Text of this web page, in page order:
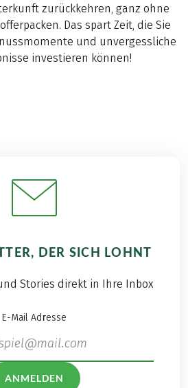
zurückkehren, ganz ohne
Das spart Zeit, die Sie
und unvergessliche
investieren können!
DER SICH LOHNT
Stories direkt in Ihre Inbox
E-Mail Adresse
ANMELDEN